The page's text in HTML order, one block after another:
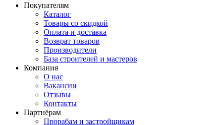
Покупателям
Каталог
Товары со скидкой
Оплата и доставка
Возврат товаров
Производители
База строителей и мастеров
Компания
О нас
Вакансии
Отзывы
Контакты
Партнёрам
Прорабам и застройщикам